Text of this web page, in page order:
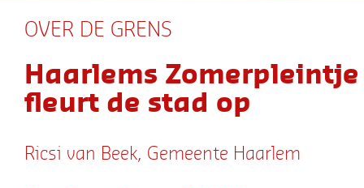
OVER DE GRENS
Haarlems Zomerpleintje
fleurt de stad op
Ricsi van Beek, Gemeente Haarlem